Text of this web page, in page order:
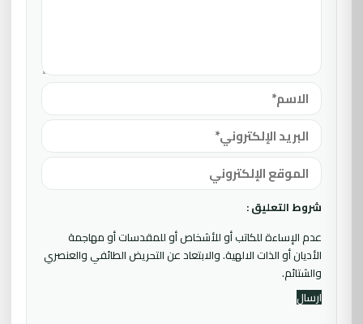
شروط التعليق :
عدم الإساءة للكاتب أو للأشخاص أو للمقدسات أو مهاجمة
الأديان أو الذات الالهية. والابتعاد عن التحريض الطائفي والعنصري
والشتائم.